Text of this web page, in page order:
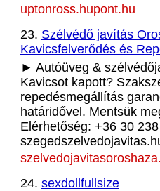
uptonross.hupont.hu
23. Szélvédő javítás
Kavicsfelverődés és
► Autóüveg &
Kavicsot kapott?
repedésmegállítás
határidővel. Mentsük
Elérhetőség: +36 30 238
24. sexdollfullsize